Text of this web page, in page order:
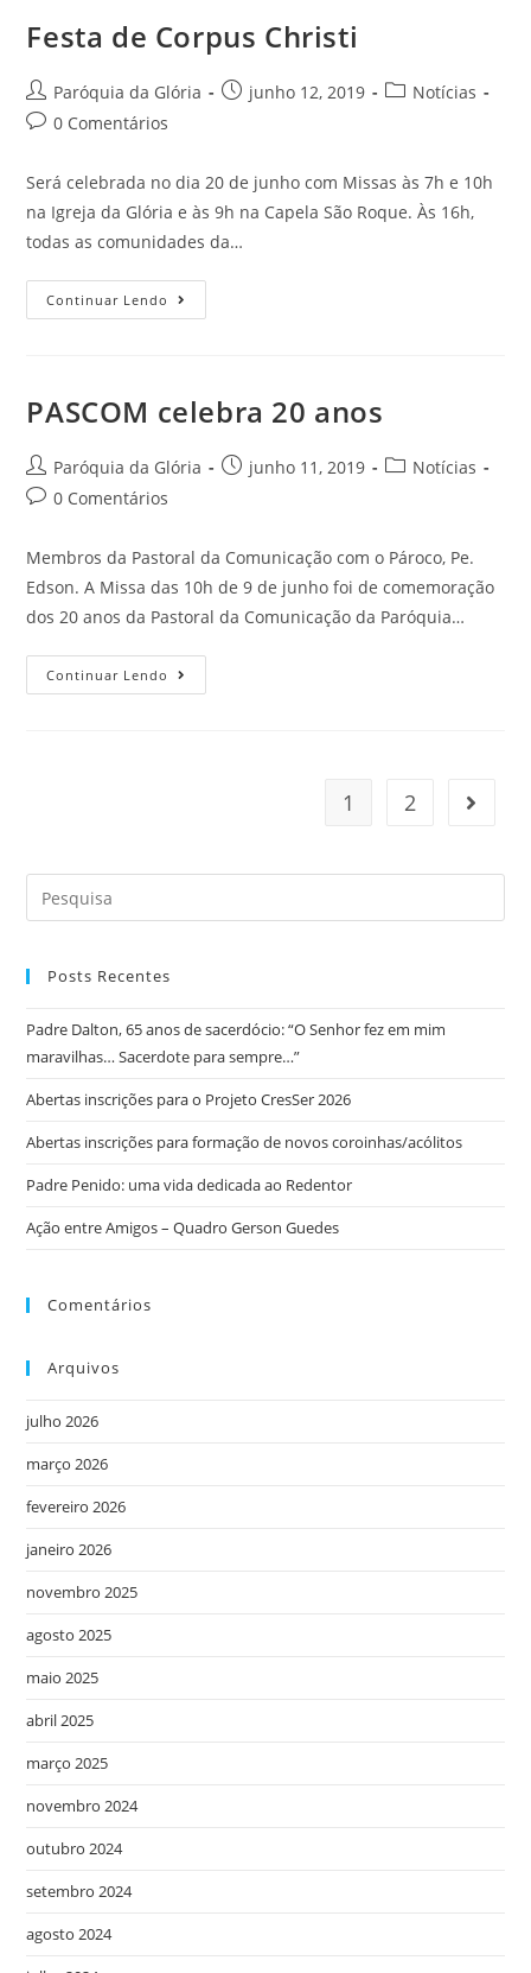
Festa de Corpus Christi
Paróquia da Glória junho 12, 2019
Notícias
0 Comentários
Será celebrada no dia 20 de junho com Missas às 7h e 10h
na Igreja da Glória e às 9h na Capela São Roque. Às 16h,
todas as comunidades da…
Continuar Lendo
PASCOM celebra 20 anos
Paróquia da Glória junho 11, 2019
Notícias
0 Comentários
Membros da Pastoral da Comunicação com o Pároco, Pe.
Edson. A Missa das 10h de 9 de junho foi de comemoração
dos 20 anos da Pastoral da Comunicação da Paróquia…
Continuar Lendo
1 2
Posts Recentes
Padre Dalton, 65 anos de sacerdócio: “O Senhor fez em mim
maravilhas… Sacerdote para sempre…”
Abertas inscrições para o Projeto CresSer 2026
Abertas inscrições para formação de novos coroinhas/acólitos
Padre Penido: uma vida dedicada ao Redentor
Ação entre Amigos – Quadro Gerson Guedes
Comentários
Arquivos
julho 2026
março 2026
fevereiro 2026
janeiro 2026
novembro 2025
agosto 2025
maio 2025
abril 2025
março 2025
novembro 2024
outubro 2024
setembro 2024
agosto 2024